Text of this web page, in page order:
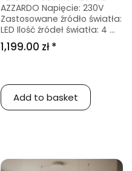
AZZARDO Napięcie: 230V
Zastosowane źródło światła:
LED Ilość źródeł światła: 4 ...
1,199.00 zł *
Add to basket